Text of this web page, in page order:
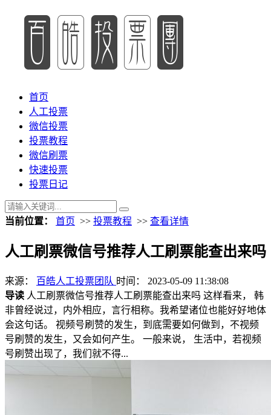
首页
人工投票
微信投票
投票教程
微信刷票
快速投票
投票日记
当前位置： 首页 >> 投票教程 >> 查看详情
人工刷票微信号推荐人工刷票能查出来吗
来源： 百皓人工投票团队 时间： 2023-05-09 11:38:08
导读 人工刷票微信号推荐人工刷票能查出来吗 这样看来， 韩
非曾经说过，内外相应，言行相称。我希望诸位也能好好地体
会这句话。 视频号刷赞的发生，到底需要如何做到，不视频
号刷赞的发生，又会如何产生。 一般来说， 生活中，若视频
号刷赞出现了，我们就不得...